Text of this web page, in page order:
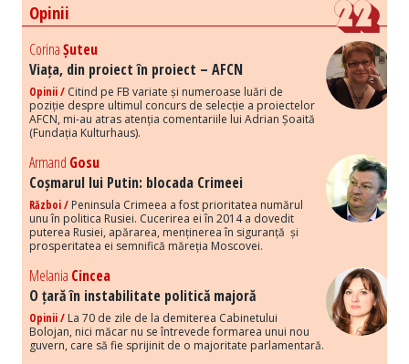
Opinii
CorinaȘuteu
Viața, din proiect în proiect – AFCN
Opinii / Citind pe FB variate și numeroase luări de
poziție despre ultimul concurs de selecție a proiectelor
AFCN, mi-au atras atenția comentariile lui Adrian Șoaită
(Fundația Kulturhaus).
Armand Gosu
Coșmarul lui Putin: blocada Crimeei
Război / Peninsula Crimeea a fost prioritatea numărul
unu în politica Rusiei. Cucerirea ei în 2014 a dovedit
puterea Rusiei, apărarea, menținerea în siguranță și
prosperitatea ei semnifică măreția Moscovei.
Melania Cincea
O țară în instabilitate politică majoră
Opinii / La 70 de zile de la demiterea Cabinetului
Bolojan, nici măcar nu se întrevede formarea unui nou
guvern, care să fie sprijinit de o majoritate parlamentară.